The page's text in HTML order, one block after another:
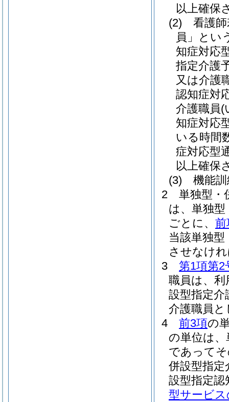
以上確保
(2)
看護
員」とい
知症対応
指定介護
又は介護
認知症対
介護職員(
知症対応
いる時間
症対応型
以上確保
(3)
機能
2
単独型・
は、単独型
ごとに、 前
当該単独
させなけ
3
第1項第2
職員は、
設型指定介
介護職員
4
前3項の
の単位は、
であって
併設型指定
設型指定認
型サービ